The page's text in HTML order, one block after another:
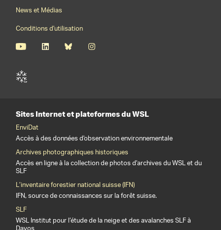
News et Médias
Conditions d'utilisation
Sites Internet et plateformes du WSL
EnviDat
Accès à des données d'observation environnementale
Archives photographiques historiques
Accès en ligne à la collection de photos d'archives du WSL et du
SLF
L’inventaire forestier national suisse (IFN)
IFN, source de connaissances sur la forêt suisse.
SLF
WSL Institut pour l’étude de la neige et des avalanches SLF à